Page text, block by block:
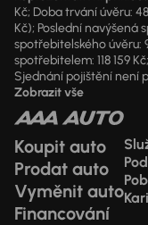
Kč; Doba trvání úvěru:
Kč); Poslední navýšená
spotřebitelského úvěru:
spotřebitelem: 118 159
Sjednání pojištění není
Zobrazit vše
Koupit auto
Prodat auto
Vyměnit auto
Financování